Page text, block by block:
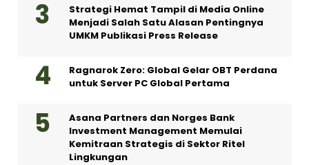
Strategi Hemat Tampil di Media Online
Menjadi Salah Satu Alasan Pentingnya
UMKM Publikasi Press Release
Ragnarok Zero: Global Gelar OBT Perdana
untuk Server PC Global Pertama
Asana Partners dan Norges Bank
Investment Management Memulai
Kemitraan Strategis di Sektor Ritel
Lingkungan